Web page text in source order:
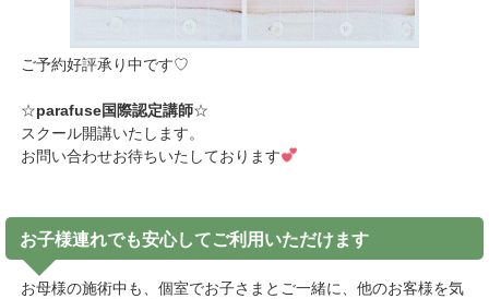
ご予約好評承り中です♡
☆parafuse国際認定講師☆
スクール開講いたします。
お問い合わせお待ちいたしております
お子様連れでも安心してご利用いただけます
お母様の施術中も、個室でお子さまとご一緒に、他のお客様を気